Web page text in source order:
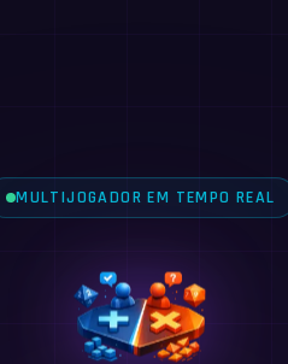
MULTIJOGADOR EM TEMPO REAL